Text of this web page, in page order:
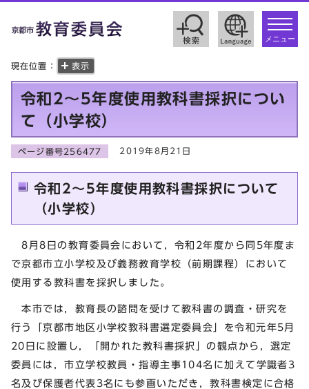
toggle
メニュー
現在位置： 表示
令和2～5年度使用教科書採択につい
て（小学校）
ページ番号256477 2019年8月21日
令和2～5年度使用教科書採択について
（小学校）
8月8日の教育委員会において，令和2年度から同5年度ま
で京都市立小学校及び義務教育学校（前期課程）において
使用する教科書を採択しました。
本市では，教育長の諮問を受けて教科書の調査・研究を
行う「京都市地区小学校教科書選定委員会」を令和元年5月
20日に設置し，「開かれた教科書採択」の観点から，選定
委員には，市立学校教員・指導主事104名に加えて学識者3
名及び保護者代表3名にも参画いただき，教科書検定に合格